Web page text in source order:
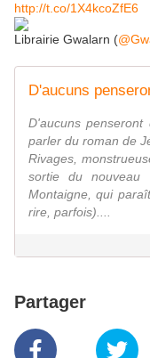
http://t.co/1X4kcoZfE6
Librairie Gwalarn (
D'aucuns
D'aucuns
parler du roman de
Rivages,
sortie du nouveau
Montaigne, qui
rire, parfois)....
Partager